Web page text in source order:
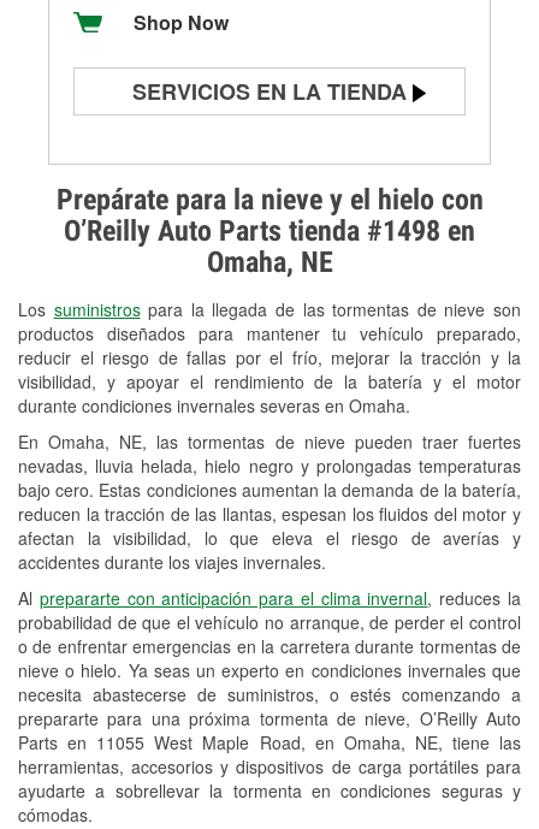
Prepárate para la nieve y el hielo con
O’Reilly Auto Parts tienda #1498 en
Omaha, NE
Los suministrospara la llegada de las tormentas de nieve son
productos diseñados para mantener tu vehículo preparado,
reducir el riesgo de fallas por el frío, mejorar la tracción y la
visibilidad, y apoyar el rendimiento de la batería y el motor
durante condiciones invernales severas en Omaha.
En Omaha, NE, las tormentas de nieve pueden traer fuertes
nevadas, lluvia helada, hielo negro y prolongadas temperaturas
bajo cero. Estas condiciones aumentan la demanda de la batería,
reducen la tracción de las llantas, espesan los fluidos del motor y
afectan la visibilidad, lo que eleva el riesgo de averías y
accidentes durante los viajes invernales.
Al prepararte con anticipación para el clima invernal, reduces la
probabilidad de que el vehículo no arranque, de perder el control
o de enfrentar emergencias en la carretera durante tormentas de
nieve o hielo. Ya seas un experto en condiciones invernales que
necesita abastecerse de suministros, o estés comenzando a
prepararte para una próxima tormenta de nieve, O’Reilly Auto
Parts en 11055 West Maple Road, en Omaha, NE, tiene las
herramientas, accesorios y dispositivos de carga portátiles para
ayudarte a sobrellevar la tormenta en condiciones seguras y
cómodas.
Shop Now
SERVICIOS EN LA TIENDA
Prueba de alternadores y
arrancadores
Revisión de la luz "Check Engine"
Reciclaje de baterías y aceite
Instalación de bombillas de faros
Instalación de limpiaparabrisas
Programa de Préstamo de
Herramientas
Rectificación de tambores y discos de
freno
Snowstorm Supplies
Tornado Supplies
Conoce más